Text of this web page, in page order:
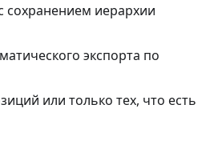
сохранением иерархии
экспорта по
или только тех, что есть